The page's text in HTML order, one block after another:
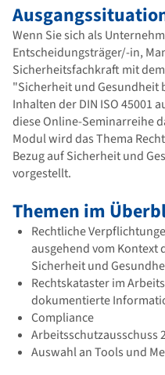
Wenn Sie sich als
Entscheidungsträger/-in,
Sicherheitsfachkraft mit
"Sicherheit und Gesundheit
Inhalten der DIN ISO 45001
diese Online-Seminarreihe
Modul wird das Thema
Bezug auf Sicherheit und
vorgestellt.
Themen im
Rechtliche
ausgehend vom Kontext
Sicherheit und
Rechtskataster im
dokumentierte
Compliance
Arbeitsschutzausschuss
Auswahl an Tools und